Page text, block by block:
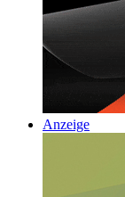
Anzeige